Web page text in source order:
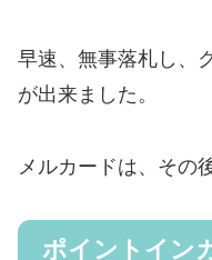
早速、無事落札し、
が出来ました。
メルカードは、その
ポイントイン